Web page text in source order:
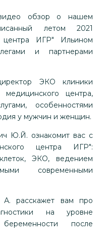
обзор о нашем
летом 2021
центра ИГР" Ильином
и партнерами
ЭКО клиники
центра,
особенностями
у мужчин и женщин.
Ю.Й. ознакомит вас с
центра ИГР":
ЭКО, ведением
современными
А. расскажет вам про
на уровне
после